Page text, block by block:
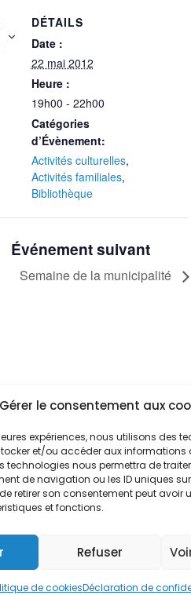
Gérer le consentement aux
expériences, nous utilisons des
et/ou accéder aux informations
technologies nous permettra de
de navigation ou les ID uniques sur
retirer son consentement peut avoir
et fonctions.
Refuser
de cookiesDéclaration de
DÉTAILS
Date :
22 mai 2012
Heure :
19h00 - 22h00
Catégories
d’Évènement:
Activités culturelles,
Activités familiales,
Bibliothèque
Événement suivant
Semaine de la municipalité
vous aux alertes municipales